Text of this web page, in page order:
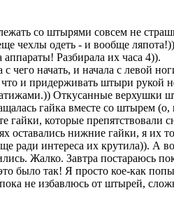
со штырями совсем не
чехлы одеть - и вообще
Разбирала их часа 4)).
чего начать, и начала с левой
и придерживать штыри рукой
Откусанные верхушки
гайка вместе со штырем
гайки, которые препятствовали
оставались нижние гайки, я их
ради интереса их крутила)). А
Жалко. Завтра постараюсь
было так! Я просто кое-как
не избавлюсь от штырей,